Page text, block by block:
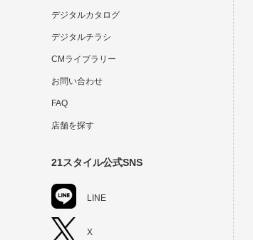
デジタルカタログ
デジタルチラシ
CMライブラリー
お問い合わせ
FAQ
店舗を探す
21スタイル公式SNS
LINE
X